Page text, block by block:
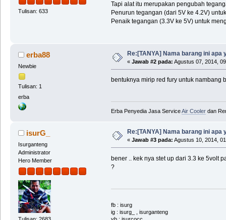
Tulisan: 633
Tapi alat itu merupakan pengubah
Penurun tegangan (dari 5V ke 4.2V)
Penaik tegangan (3.3V ke 5V) untuk
erba88
Newbie
Tulisan: 1
erba
Re:[TANYA] Nama barang ini apa
« Jawab #2 pada: Agustus 07, 2014,
bentuknya mirip red fury untuk nambang
Erba Penyedia Jasa ServiceAir Coolerdan
isurG_
Isurganteng
Administrator
Hero Member
Re:[TANYA] Nama barang ini apa
« Jawab #3 pada: Agustus 10, 2014,
bener .. kek nya stet up dari 3.3 ke 5volt
?
fb : isurg
ig : isurg_ , isurganteng